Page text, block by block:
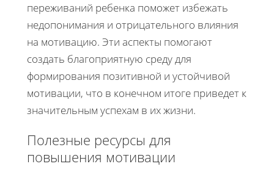
переживаний ребенка поможет избежать
недопонимания и отрицательного влияния
на мотивацию. Эти аспекты помогают
создать благоприятную среду для
формирования позитивной и устойчивой
мотивации, что в конечном итоге приведет к
значительным успехам в их жизни.
Полезные ресурсы для
повышения мотивации